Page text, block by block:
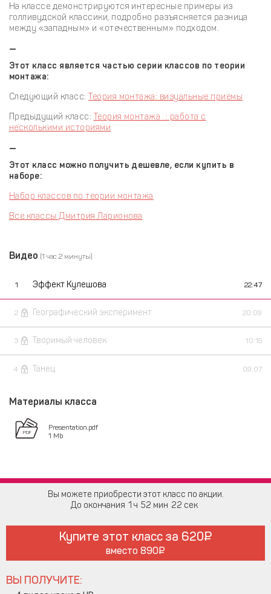
На классе демонстрируются интересные примеры из
голливудской классики, подробно разъясняется разница
между «западным» и «отечественным» подходом.
—
Этот класс является частью серии классов по теории
монтажа:
Следующий класс:Теория монтажа: визуальные приемы
Предыдущий класс: Теория монтажа : работа с
несколькими историями
—
Этот класс можно получить дешевле, если купить в
наборе:
Набор классов по теории монтажа
Все классы Дмитрия Ларионова
Видео (1 час 2 минуты)
1 Эффект Кулешова 22:47
2 Географический эксперимент 20:09
3 Творимый человек 10:18
4 Танец 09:07
Материалы класса
Presentation.pdf
1 Mb
Вы можете приобрести этот класс по акции.
До окончания 1 52 22
Купите этот класс за 620
вместо 890
ВЫ ПОЛУЧИТЕ: